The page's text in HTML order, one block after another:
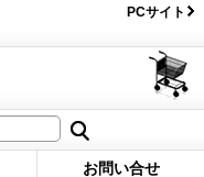
PCサイト
お問い合せ